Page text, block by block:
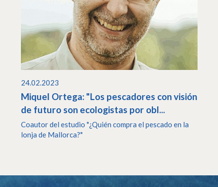
24.02.2023
Miquel Ortega: "Los pescadores con visión
de futuro son ecologistas por obl...
Coautor del estudio "¿Quién compra el pescado en la
lonja de Mallorca?"